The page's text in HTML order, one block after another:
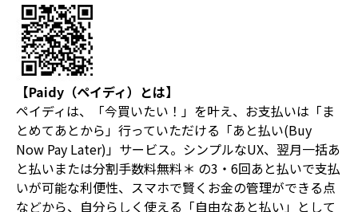
【Paidy（ペイディ）とは】
ペイディは、「今買いたい！」を叶え、お支払いは「ま
とめてあとから」行っていただける「あと払い(Buy
Now Pay Later)」サービス。シンプルなUX、翌月一括あ
と払いまたは分割手数料無料＊ の3・6回あと払いで支払
いが可能な利便性、スマホで賢くお金の管理ができる点
などから、自分らしく使える「自由なあと払い」として